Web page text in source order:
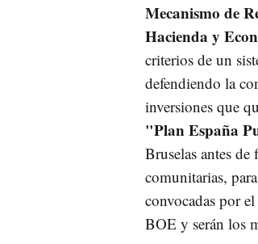
Mecanismo de
Hacienda y
criterios de un
defendiendo la
inversiones que
"Plan España
Bruselas antes
comunitarias,
convocadas por
BOE y serán los